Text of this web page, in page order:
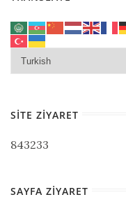
SITE ZIYARET
843233
SAYFA ZIYARET